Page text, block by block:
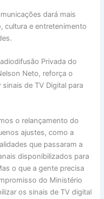
dará mais
cultura e entretenimento
Privada do
Neto, reforça o
de TV Digital para
o relançamento do
ajustes, como a
que passaram a
disponibilizados para
o que a gente precisa
do Ministério
os sinais de TV digital